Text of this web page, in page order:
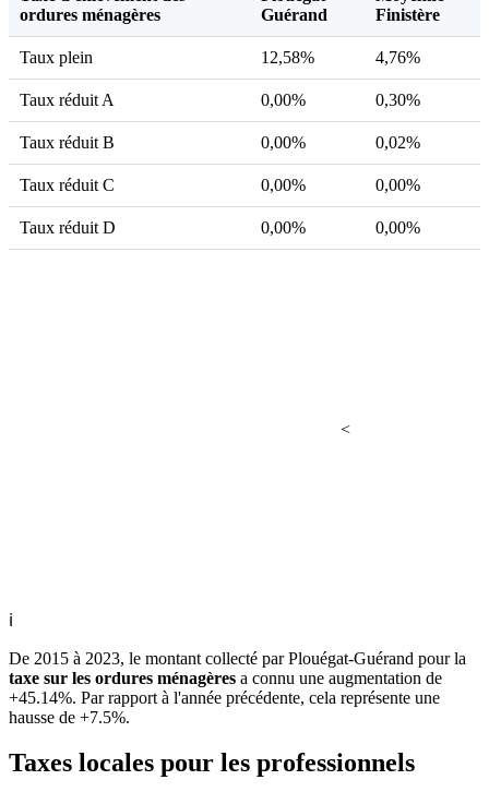
ordures ménagères
Guérand
Finistère
Taux plein 12,58% 4,76%
Taux réduit A 0,00% 0,30%
Taux réduit B 0,00% 0,02%
Taux réduit C 0,00% 0,00%
Taux réduit D 0,00% 0,00%
<
ℹ
De 2015 à 2023, le montant collecté par Plouégat-Guérand pour la
taxe sur les ordures ménagères a connu une augmentation de
+45.14%. Par rapport à l'année précédente, cela représente une
hausse de +7.5%.
Taxes locales pour les professionnels